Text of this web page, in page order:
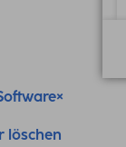
löschen